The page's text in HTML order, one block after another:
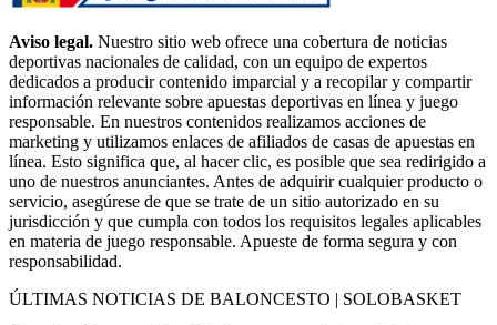
Aviso legal. Nuestro sitio web ofrece una cobertura de noticias
deportivas nacionales de calidad, con un equipo de expertos
dedicados a producir contenido imparcial y a recopilar y compartir
información relevante sobre apuestas deportivas en línea y juego
responsable. En nuestros contenidos realizamos acciones de
marketing y utilizamos enlaces de afiliados de casas de apuestas en
línea. Esto significa que, al hacer clic, es posible que sea redirigido a
uno de nuestros anunciantes. Antes de adquirir cualquier producto o
servicio, asegúrese de que se trate de un sitio autorizado en su
jurisdicción y que cumpla con todos los requisitos legales aplicables
en materia de juego responsable. Apueste de forma segura y con
responsabilidad.
ÚLTIMAS NOTICIAS DE BALONCESTO | SOLOBASKET